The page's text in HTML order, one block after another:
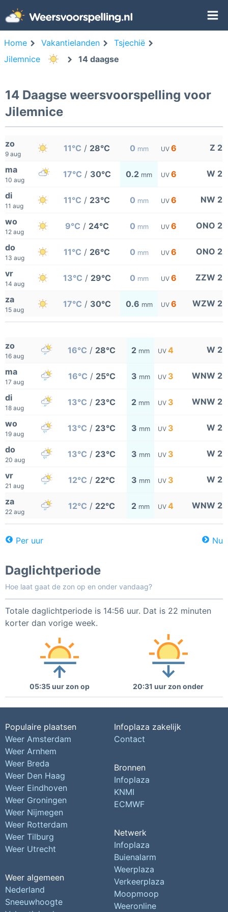
Home Vakantielanden
Tsjechië
Jilemnice
14 daagse
14 Daagse weersvoorspelling voor
Jilemnice
zo
9 aug
11°C / 28°C 0 mm UV 6 Z 2
ma
10 aug
17°C / 30°C 0.2 mm UV 6 W 2
di
11 aug
11°C / 23°C 0 mm UV 6 NW 2
wo
12 aug
9°C / 24°C 0 mm UV 6 ONO 2
do
13 aug
11°C / 26°C 0 mm UV 6 ONO 2
vr
14 aug
13°C / 29°C 0 mm UV 6 ZZW 2
za
15 aug
17°C / 30°C 0.6 mm UV 6 WZW 2
zo
16 aug
16°C / 28°C 2 mm UV 4 W 2
ma
17 aug
16°C / 25°C 3 mm UV 3 WNW 2
di
18 aug
13°C / 23°C 2 mm UV 3 WNW 2
wo
19 aug
13°C / 23°C 3 mm UV 3 W 2
do
20 aug
13°C / 23°C 3 mm UV 3 W 2
vr
21 aug
12°C / 22°C 3 mm UV 3 W 2
za
22 aug
12°C / 22°C 2 mm UV 4 WNW 2
Per uur Nu
Daglichtperiode
Hoe laat gaat de zon op en onder vandaag?
Totale daglichtperiode is 14:56 uur. Dat is 22 minuten
korter dan vorige week.
05:35 uur zon op 20:31 uur zon onder
Populaire plaatsen
Weer Amsterdam
Weer Arnhem
Weer Breda
Weer Den Haag
Weer Eindhoven
Weer Groningen
Weer Nijmegen
Weer Rotterdam
Weer Tilburg
Weer Utrecht
Weer algemeen
Nederland
Sneeuwhoogte
Infoplaza zakelijk
Contact
Bronnen
Infoplaza
KNMI
ECMWF
Netwerk
Infoplaza
Buienalarm
Weerplaza
Verkeerplaza
Moopmoop
Weeronline